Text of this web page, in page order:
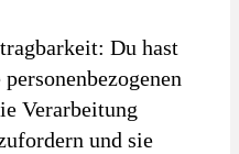
Du hast
Verarbeitung
und sie